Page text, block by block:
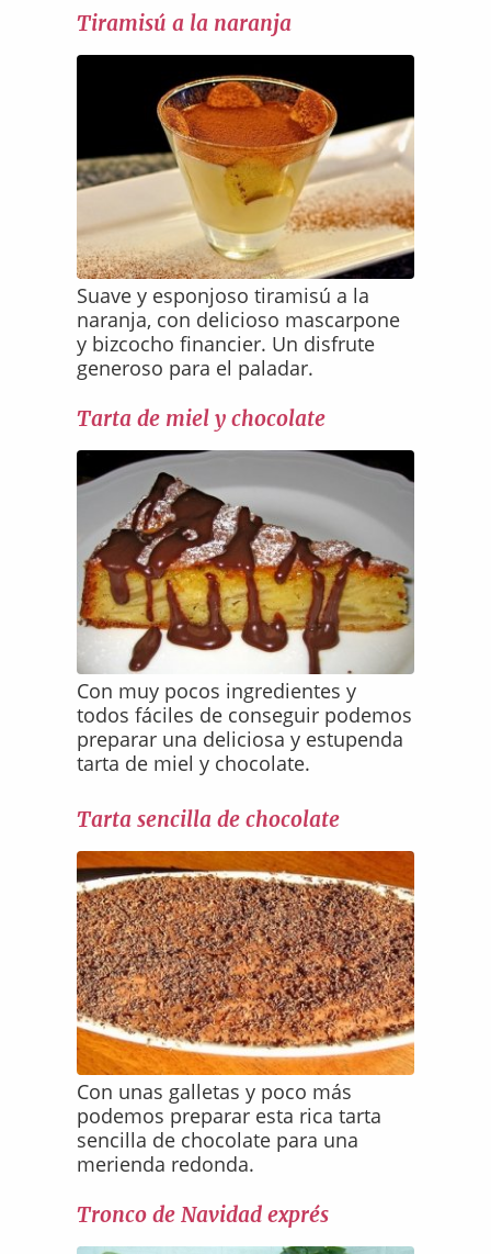
Tiramisú a la naranja
Suave y esponjoso tiramisú a la
naranja, con delicioso mascarpone
y bizcocho financier. Un disfrute
generoso para el paladar.
Tarta de miel y chocolate
Con muy pocos ingredientes y
todos fáciles de conseguir podemos
preparar una deliciosa y estupenda
tarta de miel y chocolate.
Tarta sencilla de chocolate
Con unas galletas y poco más
podemos preparar esta rica tarta
sencilla de chocolate para una
merienda redonda.
Tronco de Navidad exprés